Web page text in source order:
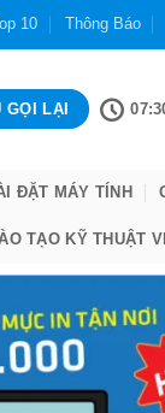
10 Thông Báo
ĐẶT MÁY TÍNH
TẠO KỸ THUẬT